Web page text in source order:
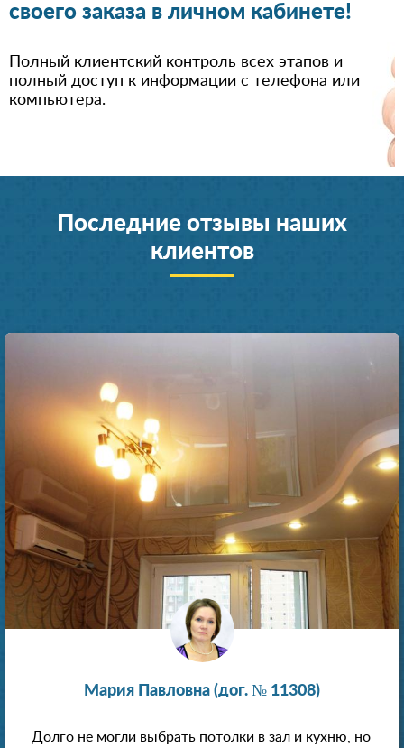
своего заказа в личном кабинете!
Полный клиентский контроль всех этапов и
полный доступ к информации с телефона или
компьютера.
Последние отзывы наших
клиентов
Мария Павловна (дог. № 11308)
Долго не могли выбрать потолки в зал и кухню, но